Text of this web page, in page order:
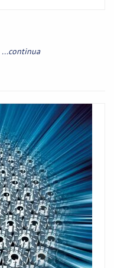
...continua